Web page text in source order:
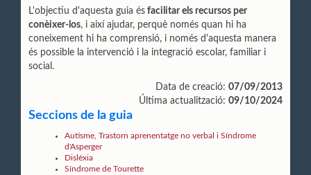
L'objectiu d'aquesta guia és facilitar els recursos per
conèixer-los, i així ajudar, perquè només quan hi ha
coneixement hi ha comprensió, i només d'aquesta manera
és possible la intervenció i la integració escolar, familiar i
social.
Data de creació: 07/09/2013
Última actualització: 09/10/2024
Seccions de la guia
Autisme, Trastorn aprenentatge no verbal i Síndrome
d'Asperger
Dislèxia
Síndrome de Tourette